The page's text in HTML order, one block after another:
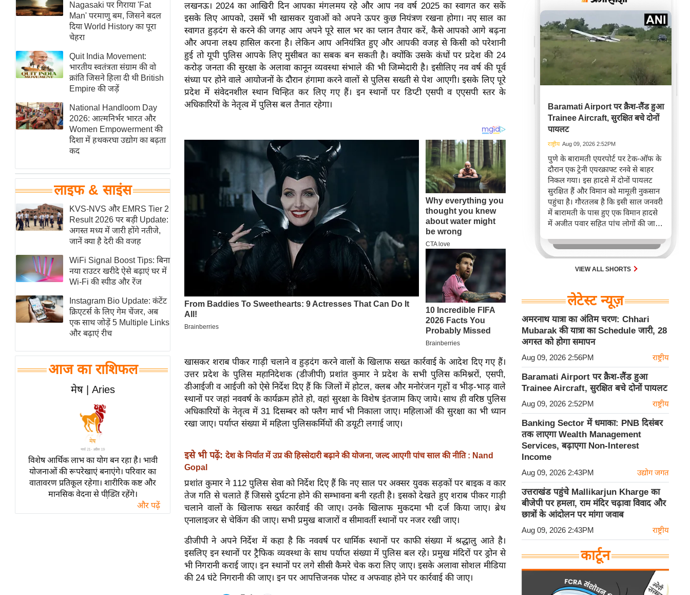
न्यूज ब्रीफ
मनोरंजन जगत
बॉलीवुड
हॉलीवुड
फिल्म समीक्षा
Breaking
News
लाइफस्टाइल
टेक्नॉलॉजी
ब्यूटी/फैशन
पर्यटन स्थल
फिटनेस मंत्रा
रिलेशनशिप
राजनीति
विश्लेषण
समसामयिक
मातृभूमि
स्तंभ
एम.
आर.
चाय पर
समीक्षा
व्रत
त्योहार
राशिफल
विश्लेषण
Nagasaki पर गिराया 'Fat
Man' परमाणु बम, जिसने बदल
दिया World History का पूरा
चेहरा
Quit India Movement:
भारतीय स्वतंत्रता संग्राम की वो
क्रांति जिसने हिला दी थी British
Empire की जड़ें
National Handloom Day
2026: आत्मनिर्भर भारत और
Women Empowerment की
दिशा में हथकरघा उद्योग का बढ़ता
कद
लाइफ & साइंस
KVS-NVS और EMRS Tier 2
Result 2026 पर बड़ी Update:
अगस्त मध्य में जारी होंगे नतीजे,
जानें क्या है देरी की वजह
WiFi Signal Boost Tips: बिना
नया राउटर खरीदे ऐसे बढ़ाएं घर में
Wi-Fi की स्पीड और रेंज
Instagram Bio Update: कंटेंट
क्रिएटर्स के लिए गेम चेंजर, अब
एक साथ जोड़ें 5 Multiple Links
और बढ़ाएं रीच
आज का राशिफल
मेष | Aries
विशेष आर्थिक लाभ का योग बन रहा है। भावी
योजनाओं की रूपरेखाएं बनाएंगे। परिवार का
वातावरण प्रतिकूल रहेगा। शारीरिक कष्ट और
मानसिक वेदना से पीडि़त रहेंगे।
और पढ़ें
लखनऊ। 2024 का आखिरी दिन आपका मंगलमय रहे और आप नव वर्ष 2025 का स्वागत कर सकें
इसके लिए आपको, उसमें भी खासकर युवाओं को अपने ऊपर कुछ नियंत्रण रखना होगा। नए साल का
स्वागत हुड़दंग से करने की जगह आप अपने पूरे साल भर का प्लान तैयार करें, कैसे आपको आगे बढ़ना
और अपना लक्ष्य हासिल करना है। लेकिन आप अनियंत्रित हुए और आपकी वजह से किसी को परेशानी
हुई तो यूपी पुलिस आपके लिए मुसीबत का सबक बन सकती है। क्योंकि उसके कंधों पर प्रदेश की 24
करोड़ जनता की सुरक्षा के अलावा कानून व्यवस्था संभाले की भी जिम्मेदारी है। इसीलिए नव वर्ष की पूर्व
संध्या पर होने वाले आयोजनों के दौरान हंगामा करने वालों से पुलिस सख्ती से पेश आएगी। इसके लिए पूरे
प्रदेश में संवेदनशील स्थान चिन्हित कर लिए गए हैं। इन स्थानों पर डिप्टी एसपी व एएसपी स्तर के
अधिकारियों के नेतृत्व में पुलिस बल तैनात रहेगा।
खासकर शराब पीकर गाड़ी चलाने व हुड़दंग करने वालों के खिलाफ सख्त कार्रवाई के आदेश दिए गए हैं।
उत्तर प्रदेश के पुलिस महानिदेशक (डीजीपी) प्रशांत कुमार ने प्रदेश के सभी पुलिस कमिश्नरों, एसपी,
डीआईजी व आईजी को ऐसे निर्देश दिए हैं कि जिलों में होटल, क्लब और मनोरंजन गृहों व भीड़-भाड़ वाले
स्थानों पर जहां नववर्ष के कार्यक्रम होते हो, वहां सुरक्षा के विशेष इंतजाम किए जाये। साथ ही वरिष्ठ पुलिस
अधिकारियों के नेतृत्व में 31 दिसम्बर को फ्लैग मार्च भी निकाला जाए। महिलाओं की सुरक्षा का भी ध्यान
रखा जाए। पर्याप्त संख्या में महिला पुलिसकर्मियों की डयूटी लगाई जाए।
इसे भी पढ़ें: देश के निर्यात में उप्र की हिस्सेदारी बढ़ाने की योजना, जल्द आएगी पांच साल की नीति : Nand
Gopal
प्रशांत कुमार ने 112 पुलिस सेवा को निर्देश दिए हैं कि नए साल पर अक्सर युवक सड़कों पर बाइक व कार
तेज गति से चलाते हैं जिससे दुर्घटना होने की सम्भावना बनी रहती है। इसको देखते हुए शराब पीकर गाड़ी
चलाने वालों के खिलाफ सख्त कार्रवाई की जाए। उनके खिलाफ मुकदमा भी दर्ज किया जाए। ब्रेथ
एनालाइजर से चेकिंग की जाए। सभी प्रमुख बाजारों व सीमावर्ती स्थानों पर नजर रखी जाए।
डीजीपी ने अपने निर्देश में कहा है कि नववर्ष पर धार्मिक स्थानों पर काफी संख्या में श्रद्धालु आते है।
इसलिए इन स्थानों पर ट्रैफिक व्यवस्था के साथ पर्याप्त संख्या में पुलिस बल रहे। प्रमुख मंदिरों पर ड्रोन से
भी निगरानी कराई जाए। इन स्थानों पर लगे सीसी कैमरे चेक करा लिए जाए। इसके अलावा सोशल मीडिया
की 24 घंटे निगरानी की जाए। इन पर आपत्तिजनक पोस्ट व अफवाह होने पर कार्रवाई की जाए।
Baramati Airport पर क्रैश-लैंड हुआ
Trainee Aircraft, सुरक्षित बचे दोनों
पायलट
राष्ट्रीय Aug 09, 2026 2:52PM
पुणे के बारामती एयरपोर्ट पर टेक-ऑफ के
दौरान एक ट्रेनी एयरक्राफ्ट रनवे से बाहर
निकल गया। इस हादसे में दोनों पायलट
सुरक्षित हैं और विमान को मामूली नुकसान
पहुंचा है। गौरतलब है कि इसी साल जनवरी
में बारामती के पास हुए एक विमान हादसे
में अजीत पवार सहित पांच लोगों की जान
VIEW ALL SHORTS
लेटेस्ट न्यूज़
अमरनाथ यात्रा का अंतिम चरण: Chhari
Mubarak की यात्रा का Schedule जारी, 28
अगस्त को होगा समापन
Aug 09, 2026 2:56PM राष्ट्रीय
Baramati Airport पर क्रैश-लैंड हुआ
Trainee Aircraft, सुरक्षित बचे दोनों पायलट
Aug 09, 2026 2:52PM राष्ट्रीय
Banking Sector में धमाका: PNB दिसंबर
तक लाएगा Wealth Management
Services, बढ़ाएगा Non-Interest
Income
Aug 09, 2026 2:43PM उद्योग जगत
उत्तराखंड पहुंचे Mallikarjun Kharge का
बीजेपी पर हमला, राम मंदिर चढ़ावा विवाद और
छात्रों के आंदोलन पर मांगा जवाब
Aug 09, 2026 2:43PM राष्ट्रीय
कार्टून